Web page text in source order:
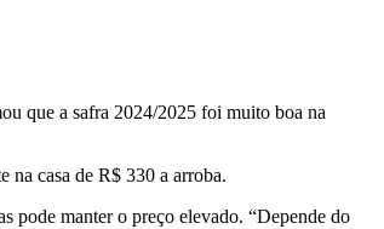
que a safra 2024/2025 foi muito boa na
na casa de R$ 330 a arroba.
pode manter o preço elevado. “Depende do